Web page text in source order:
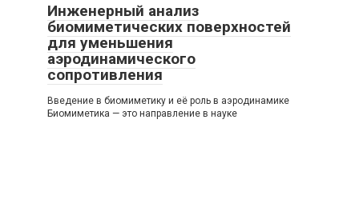
Инженерный анализ
биомиметических поверхностей
для уменьшения
аэродинамического
сопротивления
Введение в биомиметику и её роль в аэродинамике
Биомиметика — это направление в науке